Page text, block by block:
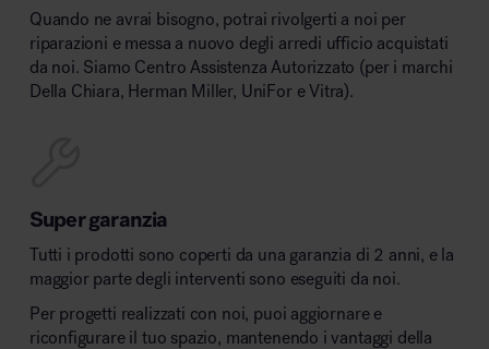
Quando ne avrai bisogno, potrai rivolgerti a noi per
riparazioni e messa a nuovo degli arredi ufficio acquistati
da noi. Siamo Centro Assistenza Autorizzato (per i marchi
Della Chiara, Herman Miller, UniFor e Vitra).
Super garanzia
Tutti i prodotti sono coperti da una garanzia di 2 anni, e la
maggior parte degli interventi sono eseguiti da noi.
Per progetti realizzati con noi, puoi aggiornare e
riconfigurare il tuo spazio, mantenendo i vantaggi della